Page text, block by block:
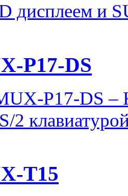
дисплеем и
P17-DS
P17-DS –
2
T15